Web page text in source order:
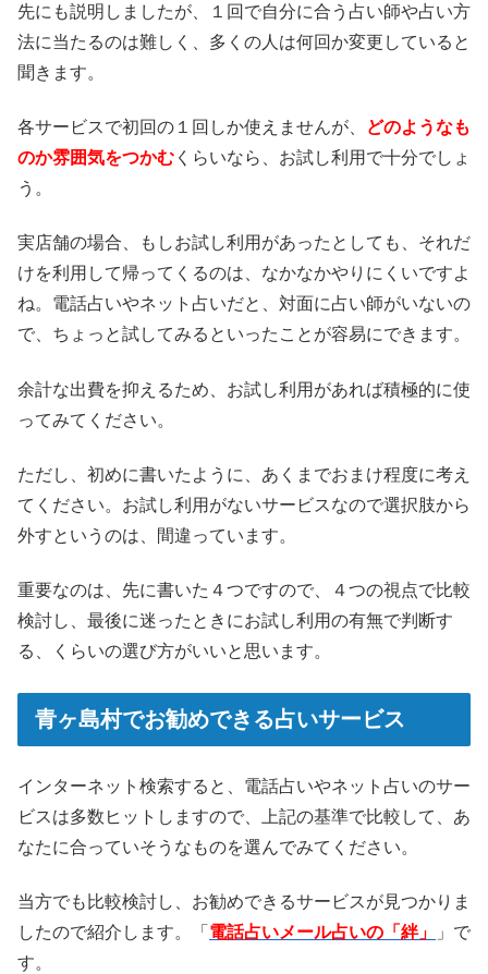
先にも説明しましたが、１回で自分に合う占い師や占い方
法に当たるのは難しく、多くの人は何回か変更していると
聞きます。
各サービスで初回の１回しか使えませんが、
どのようなも
のか雰囲気をつかむ くらいなら、お試し利用で十分でしょ
う。
実店舗の場合、もしお試し利用があったとしても、それだ
けを利用して帰ってくるのは、なかなかやりにくいですよ
ね。電話占いやネット占いだと、対面に占い師がいないの
で、ちょっと試してみるといったことが容易にできます。
余計な出費を抑えるため、お試し利用があれば積極的に使
ってみてください。
ただし、初めに書いたように、あくまでおまけ程度に考え
てください。お試し利用がないサービスなので選択肢から
外すというのは、間違っています。
重要なのは、先に書いた４つですので、４つの視点で比較
検討し、最後に迷ったときにお試し利用の有無で判断す
る、くらいの選び方がいいと思います。
青ヶ島村でお勧めできる占いサービス
インターネット検索すると、電話占いやネット占いのサー
ビスは多数ヒットしますので、上記の基準で比較して、あ
なたに合っていそうなものを選んでみてください。
当方でも比較検討し、お勧めできるサービスが見つかりま
したので紹介します。「 電話占いメール占いの「絆」
」で
す。